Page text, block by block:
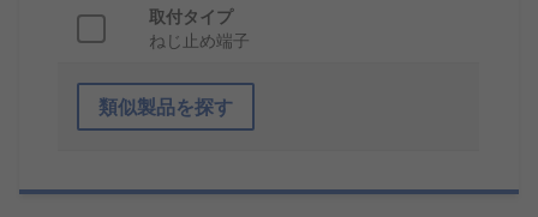
取付タイプ
ねじ止め端子
類似製品を探す